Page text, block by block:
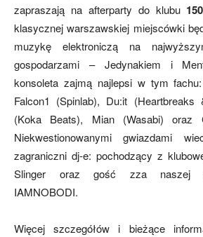
zapraszają na afterparty do klubu
klasycznej warszawskiej miejscówki
muzykę elektroniczą na
gospodarzami – Jedynakiem i
konsoleta zajmą najlepsi w tym
Falcon1 (Spinlab), Du:it
(Koka Beats), Mian (Wasabi) oraz
Niekwestionowanymi gwiazdami
zagraniczni dj-e: pochodzący z
Slinger oraz gość zza naszej
IAMNOBODI.
Więcej szczegółów i bieżące